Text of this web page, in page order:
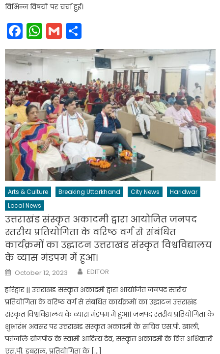
विभिन्न विषयों पर चर्चा हुई।
Facebook
WhatsApp
Gmail
Arts & Culture Breaking Uttarkhand City News
Haridwar
Local News
उत्तराखंड संस्कृत अकादमी द्वारा आयोजित जनपद
स्तरीय प्रतियोगिता के वरिष्ठ वर्ग से संबंधित
कार्यक्रमों का उद्घाटन उत्तराखंड संस्कृत विश्वविद्यालय
के व्यास मंडपम में हुआ।
Posted
on
October 12, 2023 Author
EDITOR
हरिद्वार || उत्तराखंड संस्कृत अकादमी द्वारा आयोजित जनपद स्तरीय
प्रतियोगिता के वरिष्ठ वर्ग से संबंधित कार्यक्रमों का उद्घाटन उत्तराखंड
संस्कृत विश्वविद्यालय के व्यास मंडपम में हुआ। जनपद स्तरीय प्रतियोगिता के
शुभारंभ अवसर पर उत्तराखंड संस्कृत अकादमी के सचिव एस.पी. खाली,
पतंजलि योगपीठ के स्वामी आदित्य देव, संस्कृत अकादमी के वित्त अधिकारी
एस.पी. डबराल, प्रतियोगिता के […]